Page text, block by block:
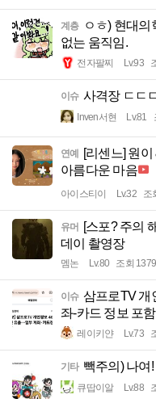
계층
ㅇㅎ) 현대
없는 움직임.
전자팔찌 Lv.93
이슈 사격장 ㄷㄷ
Inven서현 Lv.81
연예
[리센느] 원
아름다운 마음
아이스티이 Lv.32 조
유머
[스포? 주의
데이 촬영장
멤논 Lv.80 조회 1379
이슈 삼프로TV 개
좌-카드 정보 포함
레이키얀 Lv.73
기타 빽주의) 나여
큐땁이알 Lv.88